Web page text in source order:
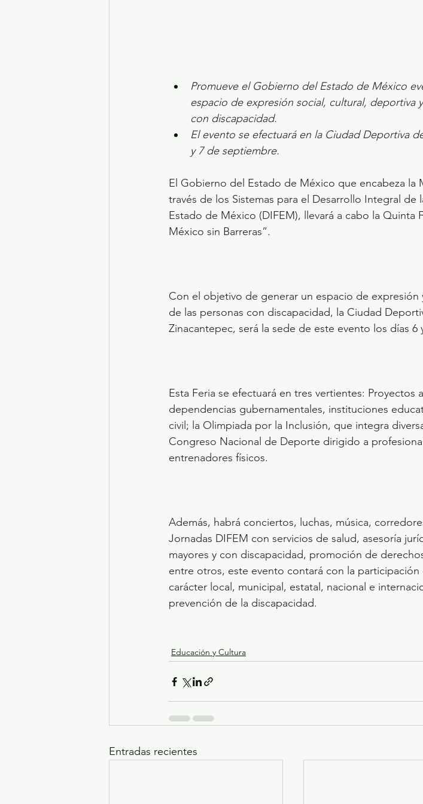
Promueve el Gobierno del Estado de México
espacio de expresión social, cultural, deportiva
con discapacidad.
El evento se efectuará en la Ciudad Deportiva
y 7 de septiembre.
El Gobierno del Estado de México que encabeza la
través de los Sistemas para el Desarrollo Integral de
Estado de México (DIFEM), llevará a cabo la Quinta
México sin Barreras”.
Con el objetivo de generar un espacio de expresión
de las personas con discapacidad, la Ciudad
Zinacantepec, será la sede de este evento los días
Esta Feria se efectuará en tres vertientes: Proyectos
dependencias gubernamentales, instituciones
civil; la Olimpiada por la Inclusión, que integra
Congreso Nacional de Deporte dirigido a
entrenadores físicos.
Además, habrá conciertos, luchas, música,
Jornadas DIFEM con servicios de salud, asesoría
mayores y con discapacidad, promoción de
entre otros, este evento contará con la participación
carácter local, municipal, estatal, nacional e
prevención de la discapacidad.
Educación y Cultura
Entradas recientes